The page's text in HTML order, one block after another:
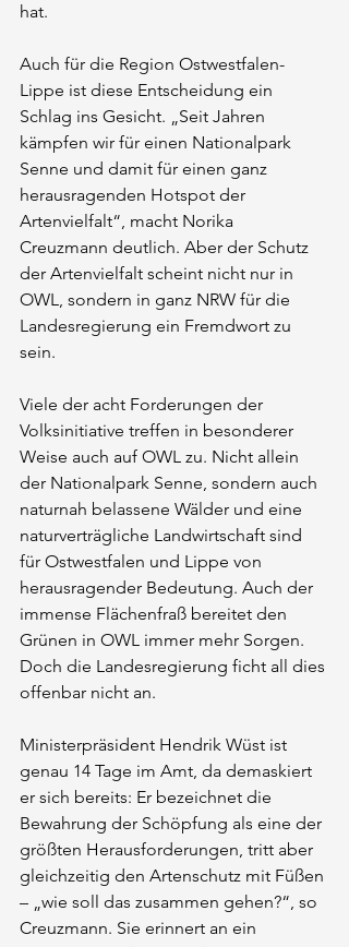
hat.
Auch für die Region Ostwestfalen-
Lippe ist diese Entscheidung ein
Schlag ins Gesicht. „Seit Jahren
kämpfen wir für einen Nationalpark
Senne und damit für einen ganz
herausragenden Hotspot der
Artenvielfalt“, macht Norika
Creuzmann deutlich. Aber der Schutz
der Artenvielfalt scheint nicht nur in
OWL, sondern in ganz NRW für die
Landesregierung ein Fremdwort zu
sein.
Viele der acht Forderungen der
Volksinitiative treffen in besonderer
Weise auch auf OWL zu. Nicht allein
der Nationalpark Senne, sondern auch
naturnah belassene Wälder und eine
naturverträgliche Landwirtschaft sind
für Ostwestfalen und Lippe von
herausragender Bedeutung. Auch der
immense Flächenfraß bereitet den
Grünen in OWL immer mehr Sorgen.
Doch die Landesregierung ficht all dies
offenbar nicht an.
Ministerpräsident Hendrik Wüst ist
genau 14 Tage im Amt, da demaskiert
er sich bereits: Er bezeichnet die
Bewahrung der Schöpfung als eine der
größten Herausforderungen, tritt aber
gleichzeitig den Artenschutz mit Füßen
– „wie soll das zusammen gehen?“, so
Creuzmann. Sie erinnert an ein